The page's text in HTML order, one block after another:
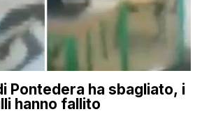
Pontedera ha sbagliato, i
hanno fallito